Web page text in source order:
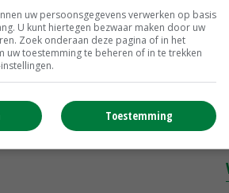
uw persoonsgegevens verwerken op basis
U kunt hiertegen bezwaar maken door uw
Zoek onderaan deze pagina of in het
uw toestemming te beheren of in te trekken
Toestemming